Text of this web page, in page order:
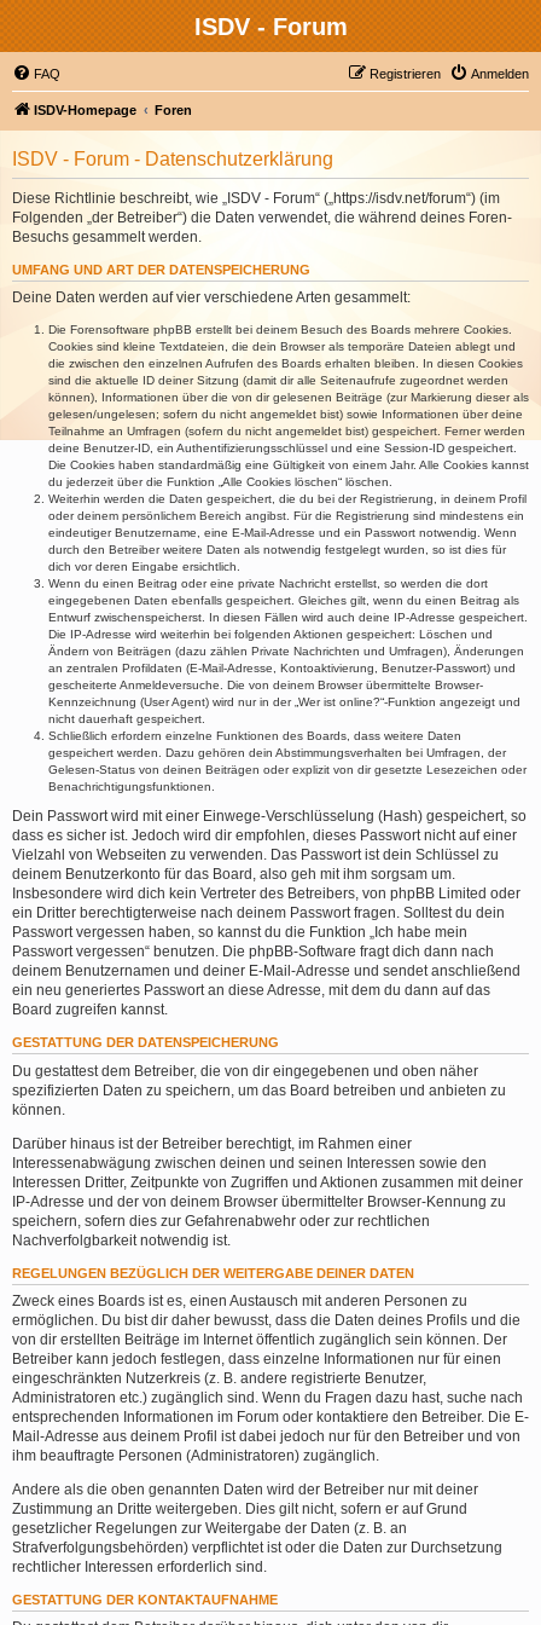
ISDV - Forum
FAQ Anmelden
Registrieren
ISDV-Homepage Foren
ISDV - Forum - Datenschutzerklärung
Diese Richtlinie beschreibt, wie „ISDV - Forum“ („https://isdv.net/forum“) (im
Folgenden „der Betreiber“) die Daten verwendet, die während deines Foren-
Besuchs gesammelt werden.
UMFANG UND ART DER DATENSPEICHERUNG
Deine Daten werden auf vier verschiedene Arten gesammelt:
Die Forensoftware phpBB erstellt bei deinem Besuch des Boards mehrere Cookies.
Cookies sind kleine Textdateien, die dein Browser als temporäre Dateien ablegt und
die zwischen den einzelnen Aufrufen des Boards erhalten bleiben. In diesen Cookies
sind die aktuelle ID deiner Sitzung (damit dir alle Seitenaufrufe zugeordnet werden
können), Informationen über die von dir gelesenen Beiträge (zur Markierung dieser als
gelesen/ungelesen; sofern du nicht angemeldet bist) sowie Informationen über deine
Teilnahme an Umfragen (sofern du nicht angemeldet bist) gespeichert. Ferner werden
deine Benutzer-ID, ein Authentifizierungsschlüssel und eine Session-ID gespeichert.
Die Cookies haben standardmäßig eine Gültigkeit von einem Jahr. Alle Cookies kannst
du jederzeit über die Funktion „Alle Cookies löschen“ löschen.
Weiterhin werden die Daten gespeichert, die du bei der Registrierung, in deinem Profil
oder deinem persönlichem Bereich angibst. Für die Registrierung sind mindestens ein
eindeutiger Benutzername, eine E-Mail-Adresse und ein Passwort notwendig. Wenn
durch den Betreiber weitere Daten als notwendig festgelegt wurden, so ist dies für
dich vor deren Eingabe ersichtlich.
Wenn du einen Beitrag oder eine private Nachricht erstellst, so werden die dort
eingegebenen Daten ebenfalls gespeichert. Gleiches gilt, wenn du einen Beitrag als
Entwurf zwischenspeicherst. In diesen Fällen wird auch deine IP-Adresse gespeichert.
Die IP-Adresse wird weiterhin bei folgenden Aktionen gespeichert: Löschen und
Ändern von Beiträgen (dazu zählen Private Nachrichten und Umfragen), Änderungen
an zentralen Profildaten (E-Mail-Adresse, Kontoaktivierung, Benutzer-Passwort) und
gescheiterte Anmeldeversuche. Die von deinem Browser übermittelte Browser-
Kennzeichnung (User Agent) wird nur in der „Wer ist online?“-Funktion angezeigt und
nicht dauerhaft gespeichert.
Schließlich erfordern einzelne Funktionen des Boards, dass weitere Daten
gespeichert werden. Dazu gehören dein Abstimmungsverhalten bei Umfragen, der
Gelesen-Status von deinen Beiträgen oder explizit von dir gesetzte Lesezeichen oder
Benachrichtigungsfunktionen.
Dein Passwort wird mit einer Einwege-Verschlüsselung (Hash) gespeichert, so
dass es sicher ist. Jedoch wird dir empfohlen, dieses Passwort nicht auf einer
Vielzahl von Webseiten zu verwenden. Das Passwort ist dein Schlüssel zu
deinem Benutzerkonto für das Board, also geh mit ihm sorgsam um.
Insbesondere wird dich kein Vertreter des Betreibers, von phpBB Limited oder
ein Dritter berechtigterweise nach deinem Passwort fragen. Solltest du dein
Passwort vergessen haben, so kannst du die Funktion „Ich habe mein
Passwort vergessen“ benutzen. Die phpBB-Software fragt dich dann nach
deinem Benutzernamen und deiner E-Mail-Adresse und sendet anschließend
ein neu generiertes Passwort an diese Adresse, mit dem du dann auf das
Board zugreifen kannst.
GESTATTUNG DER DATENSPEICHERUNG
Du gestattest dem Betreiber, die von dir eingegebenen und oben näher
spezifizierten Daten zu speichern, um das Board betreiben und anbieten zu
können.
Darüber hinaus ist der Betreiber berechtigt, im Rahmen einer
Interessenabwägung zwischen deinen und seinen Interessen sowie den
Interessen Dritter, Zeitpunkte von Zugriffen und Aktionen zusammen mit deiner
IP-Adresse und der von deinem Browser übermittelter Browser-Kennung zu
speichern, sofern dies zur Gefahrenabwehr oder zur rechtlichen
Nachverfolgbarkeit notwendig ist.
REGELUNGEN BEZÜGLICH DER WEITERGABE DEINER DATEN
Zweck eines Boards ist es, einen Austausch mit anderen Personen zu
ermöglichen. Du bist dir daher bewusst, dass die Daten deines Profils und die
von dir erstellten Beiträge im Internet öffentlich zugänglich sein können. Der
Betreiber kann jedoch festlegen, dass einzelne Informationen nur für einen
eingeschränkten Nutzerkreis (z. B. andere registrierte Benutzer,
Administratoren etc.) zugänglich sind. Wenn du Fragen dazu hast, suche nach
entsprechenden Informationen im Forum oder kontaktiere den Betreiber. Die E-
Mail-Adresse aus deinem Profil ist dabei jedoch nur für den Betreiber und von
ihm beauftragte Personen (Administratoren) zugänglich.
Andere als die oben genannten Daten wird der Betreiber nur mit deiner
Zustimmung an Dritte weitergeben. Dies gilt nicht, sofern er auf Grund
gesetzlicher Regelungen zur Weitergabe der Daten (z. B. an
Strafverfolgungsbehörden) verpflichtet ist oder die Daten zur Durchsetzung
rechtlicher Interessen erforderlich sind.
GESTATTUNG DER KONTAKTAUFNAHME